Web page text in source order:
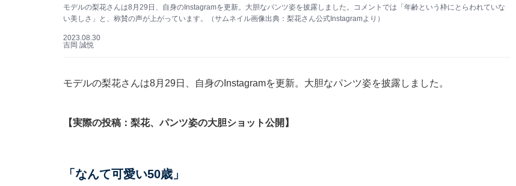
モデルの梨花さんは8月29日、自身のInstagramを更新。大胆なパンツ姿を披露しました。コメントでは「年齢という枠にとらわれていな
い美しさ」と、称賛の声が上がっています。（サムネイル画像出典：梨花さん公式Instagramより）
2023.08.30
吉岡 誠悦
モデルの梨花さんは8月29日、自身のInstagramを更新。大胆なパンツ姿を披露しました。
【実際の投稿：梨花、パンツ姿の大胆ショット公開】
「なんて可愛い50歳」